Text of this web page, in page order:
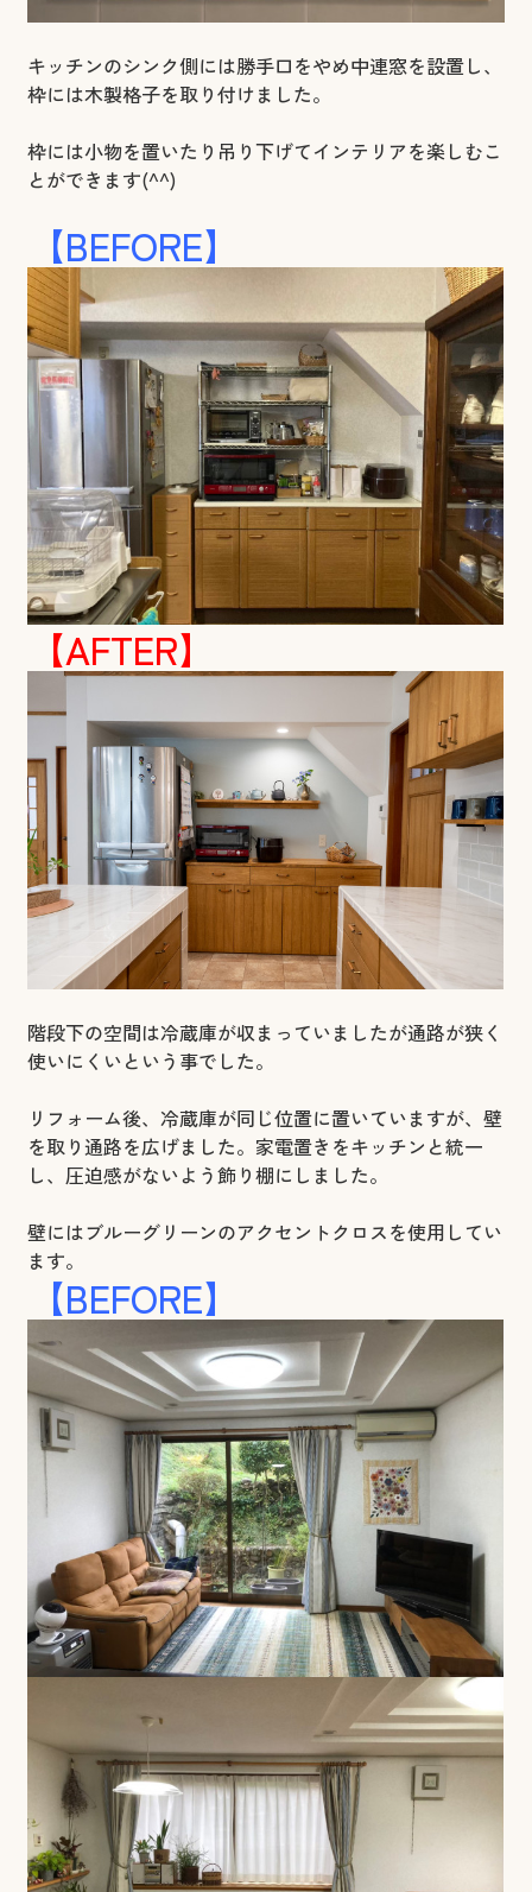
キッチンのシンク側には勝手口をやめ中連窓を設置し、
枠には木製格子を取り付けました。
枠には小物を置いたり吊り下げてインテリアを楽しむこ
とができます(^^)
【BEFORE】
【AFTER】
階段下の空間は冷蔵庫が収まっていましたが通路が狭く
使いにくいという事でした。
リフォーム後、冷蔵庫が同じ位置に置いていますが、壁
を取り通路を広げました。家電置きをキッチンと統一
し、圧迫感がないよう飾り棚にしました。
壁にはブルーグリーンのアクセントクロスを使用してい
ます。
【BEFORE】